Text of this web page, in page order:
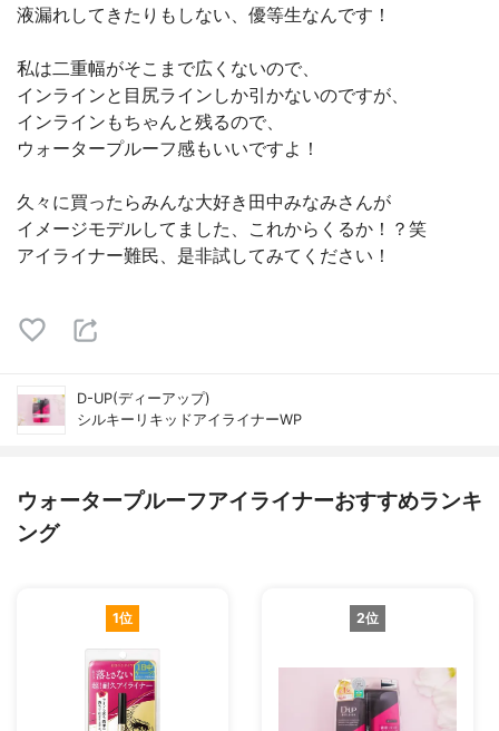
液漏れしてきたりもしない、優等生なんです！
私は二重幅がそこまで広くないので、
インラインと目尻ラインしか引かないのですが、
インラインもちゃんと残るので、
ウォータープルーフ感もいいですよ！
久々に買ったらみんな大好き田中みなみさんが
イメージモデルしてました、これからくるか！？笑
アイライナー難民、是非試してみてください！
D-UP(ディーアップ)
シルキーリキッドアイライナーWP
ウォータープルーフアイライナーおすすめランキ
ング
1位 2位